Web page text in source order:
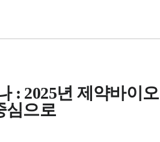
: 2025년 제약바이
심으로